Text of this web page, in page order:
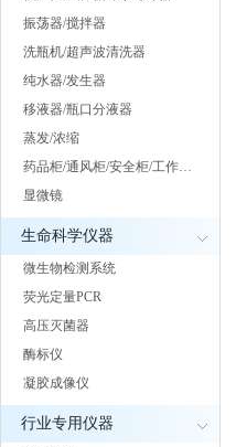
振荡器/搅拌器
洗瓶机/超声波清洗器
纯水器/发生器
移液器/瓶口分液器
蒸发/浓缩
药品柜/通风柜/安全柜/工作…
显微镜
生命科学仪器
微生物检测系统
荧光定量PCR
高压灭菌器
酶标仪
凝胶成像仪
行业专用仪器